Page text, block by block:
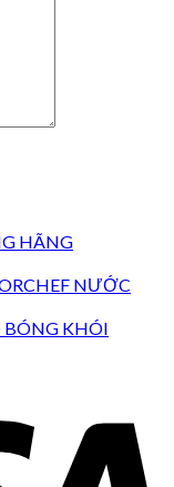
HÃNG
NƯỚC
KHÓI